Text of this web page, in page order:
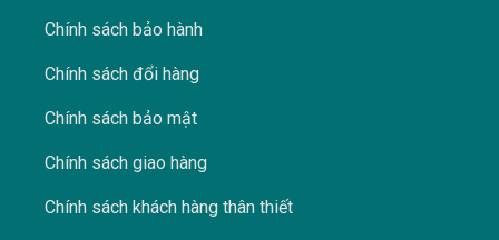
Chính sách bảo hành
Chính sách đổi hàng
Chính sách bảo mật
Chính sách giao hàng
Chính sách khách hàng thân thiết